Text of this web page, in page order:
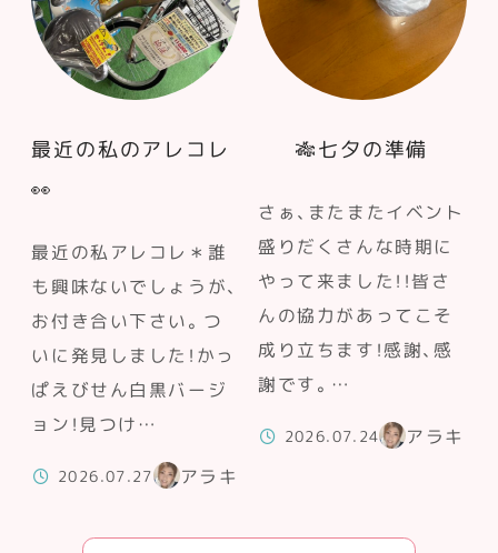
最近の私のアレコレ
👀
最近の私アレコレ＊誰
も興味ないでしょうが、
お付き合い下さい。つ
いに発見しました！かっ
ぱえびせん白黒バージ
ョン！見つけ…
2026.07.27 アラキ
🎋七夕の準備
さぁ、またまたイベント
盛りだくさんな時期に
やって来ました！！皆さ
んの協力があってこそ
成り立ちます！感謝、感
謝です。…
2026.07.24 アラキ